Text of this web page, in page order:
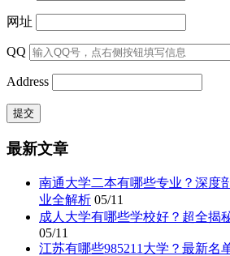
网址
QQ
Address
最新文章
南通大学二本有哪些专业？深度
业全解析 05/11
成人大学有哪些学校好？超全揭
05/11
江苏有哪些985211大学？最新名